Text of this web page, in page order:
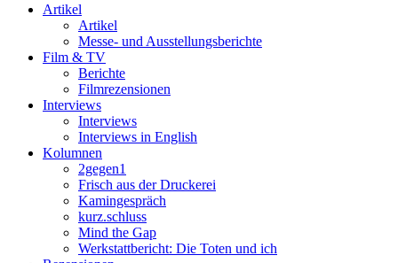
Artikel
Artikel
Messe- und Ausstellungsberichte
Film & TV
Berichte
Filmrezensionen
Interviews
Interviews
Interviews in English
Kolumnen
2gegen1
Frisch aus der Druckerei
Kamingespräch
kurz.schluss
Mind the Gap
Werkstattbericht: Die Toten und ich